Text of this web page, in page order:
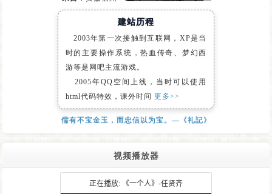
建站历程
2003年第一次接触到互联网，XP是当
时的主要操作系统，热血传奇、梦幻西
游等是网吧主流游戏。
2005年QQ空间上线，当时可以使用
html代码特效，课外时间 更多>>
儒有不宝金玉，而忠信以为宝。—《礼記》
视频播放器